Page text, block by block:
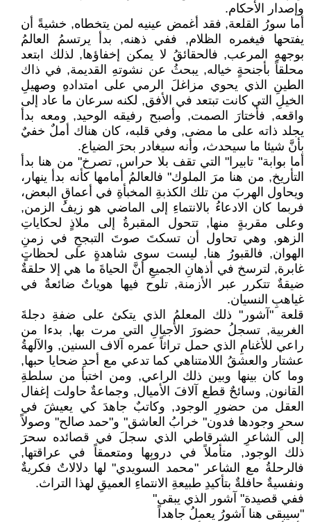
وإصدار الأحكام.
أما سورُ القلعة, فقد أغمض عينيه لمن يتخطاه, خشيةً أن
يفتحها فيغمره الظلام, ففي ذهنه, بدأ يرتسمُ العالمُ
بوجههِ المرعب, فالحقائقُ لا يمكن إخفاؤها, لذلك ابتعد
محلقاً بأجنحةٍ خياله, يبحثُ عن نشوتهِ القديمة, في ذاك
الطينِ الذي يحوي مزاغلَ الرمي على امتدادهِ وصهيلِ
الخيلِ التي كانت تبتعد في الأفق, لكنه سرعان ما عاد إلى
واقعه, فأختارَ الصمت, وأصبح رفيقه الوحيد, ومعه بدأ
يجلد ذاته على ما مضى, وفي قلبه، كان هناك أملٌ خفيٌ
بأنَّ شيئا ما سيحدث، وأنه سيغادر بحرَ الضياع.
أما بوابة" تابيرا" التي تقف بلا حراس, تصرخ" من هنا بدأ
التأريخ, من هنا مرَ الملوك" فالعالمُ أمامها كأنه بدأ ينهار،
ويحاول الهربَ من تلك الكذبةِ المخبأةِ في أعماقِ البعض،
فربما كان الادعاءُ بالانتماءِ إلى الماضي هو زيفُ الزمن,
وعلى مقربةٍ منها, تتحول المقبرةُ إلى ملاذٍ لحكاياتِ
الزهو, وهي تحاول أن تسكتَ صوتَ التبجحِ في زمنِ
الهوان, فالقبورُ هنا, ليست سوى شاهدةٍ على لحظاتٍ
غابرة, لترسخ في أذهانِ الجميعِ أنَّ الحياةَ ما هي إلا حلقةٌ
ضيقةٌ تتكرر عبر الأزمنة, تلوح فيها هوياتٌ ضائعةٌ في
غياهبِ النسيان.
قلعة "آشور" ذلك المعلمُ الذي يتكئ على ضفةِ دجلةَ
الغربية, تسجلُ حضورَ الأجيالِ التي مرت بها, بدءا من
راعي للأغنامِ الذي حمل تراثاً عمره آلاف السنين, والآلهةُ
عشتار والعشقُ اللامتناهي كما تدعي مع أحدِ ضحايا حبها,
وما كان بينها وبين ذلك الراعي, ومن اختبأ من سلطةِ
القانون, وسائحٌ قطع آلافَ الأميال, وجماعةٌ حاولت إغفال
العقل من حضورِ الوجود, وكاتبٌ جاهدَ كي يعيشَ في
سحرِ وجودها فدون" خرابُ العاشق" و"حمد صالح" وصولاً
إلى الشاعرِ الشرقاطي الذي سجلَ في قصائده سحرَ
ذلك الوجود, متأملاً في دروبِها ومتعمقاً في عراقتها,
فالرحلةُ مع الشاعر "محمد السويدي" لها دلالاتٌ فكريةٌ
ونفسيةٌ حافلةٌ بتأكيدِ طبيعةِ الانتماءِ العميقِ لهذا التراث.
ففي قصيدة" آشور الذي يبقى"
"سيبقى هنا آشورُ يعملُ جاهداً